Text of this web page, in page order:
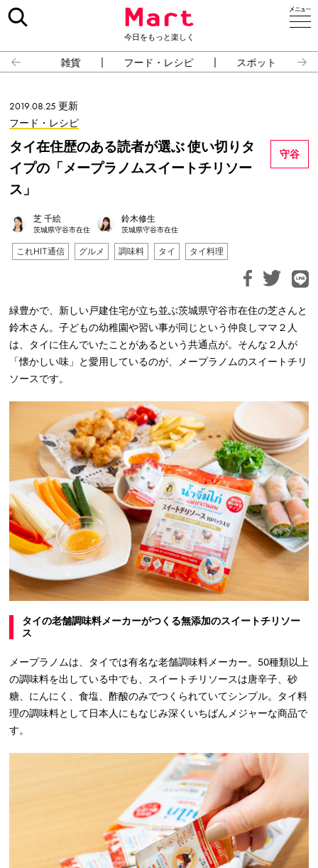
今日をもっと楽しく
雑貨 フード・レシピ スポット
2019.08.25 更新
フード・レシピ
タイ在住歴のある読者が選ぶ 使い切りタ
イプの「メープラノムスイートチリソー
ス」
守谷
芝 千絵
茨城県守谷市在住
鈴木修生
茨城県守谷市在住
これHIT通信 グルメ 調味料 タイ タイ料理
緑豊かで、新しい戸建住宅が立ち並ぶ茨城県守谷市在住の芝さんと
鈴木さん。子どもの幼稚園や習い事が同じという仲良しママ２人
は、タイに住んでいたことがあるという共通点が。そんな２人が
「懐かしい味」と愛用しているのが、メープラノムのスイートチリ
ソースです。
タイの老舗調味料メーカーがつくる無添加のスイートチリソー
ス
メープラノムは、タイでは有名な老舗調味料メーカー。50種類以上
の調味料を出している中でも、スイートチリソースは唐辛子、砂
糖、にんにく、食塩、酢酸のみでつくられていてシンプル。タイ料
理の調味料として日本人にもなじみ深くいちばんメジャーな商品で
す。